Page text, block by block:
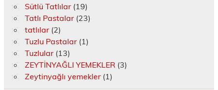
Sütlü Tatlılar(19)
Tatlı Pastalar(23)
tatlılar(2)
Tuzlu Pastalar(1)
Tuzlular(13)
ZEYTİNYAĞLI YEMEKLER (3)
Zeytinyağlı yemekler(1)